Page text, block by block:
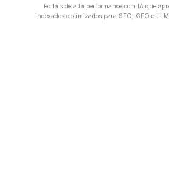
Portais de alta performance com IA que
indexados e otimizados para SEO, GEO e